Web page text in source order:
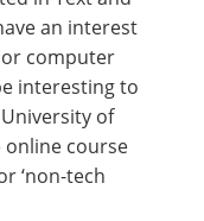
an interest
computer
interesting to
University of
online course
‘non-tech